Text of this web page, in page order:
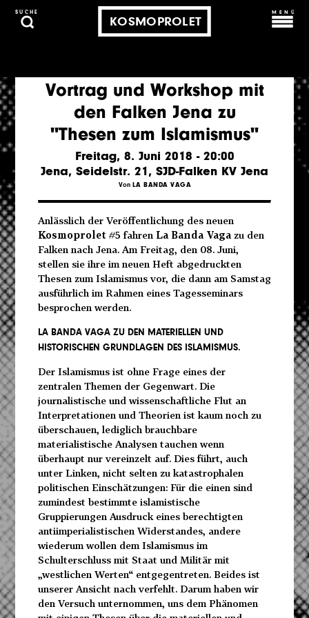
SUCHE
KOSMOPROLET
MENÜ
Vortrag und Workshop mit
den Falken Jena zu
"Thesen zum Islamismus"
Freitag, 8. Juni 2018 - 20:00
Jena, Seidelstr. 21, SJD-Falken KV Jena
Von LA BANDA VAGA
Anlässlich der Veröffentlichung des neuen
Kosmoprolet #5 fahren La Banda Vagazu den
Falken nach Jena. Am Freitag, den 08. Juni,
stellen sie ihre im neuen Heft abgedruckten
Thesen zum Islamismus vor, die dann am Samstag
ausführlich im Rahmen eines Tagesseminars
besprochen werden.
LA BANDA VAGAZU DEN MATERIELLEN UND
HISTORISCHEN GRUNDLAGEN DES ISLAMISMUS.
Der Islamismus ist ohne Frage eines der
zentralen Themen der Gegenwart. Die
journalistische und wissenschaftliche Flut an
Interpretationen und Theorien ist kaum noch zu
überschauen, lediglich brauchbare
materialistische Analysen tauchen wenn
überhaupt nur vereinzelt auf. Dies führt, auch
unter Linken, nicht selten zu katastrophalen
politischen Einschätzungen: Für die einen sind
zumindest bestimmte islamistische
Gruppierungen Ausdruck eines berechtigten
antiimperialistischen Widerstandes, andere
wiederum wollen dem Islamismus im
Schulterschluss mit Staat und Militär mit
„westlichen Werten“ entgegentreten. Beides ist
unserer Ansicht nach verfehlt. Darum haben wir
den Versuch unternommen, uns dem Phänomen